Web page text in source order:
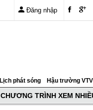
Đăng nhập
Lịch phát sóng Hậu trường
CHƯƠNG TRÌNH XEM